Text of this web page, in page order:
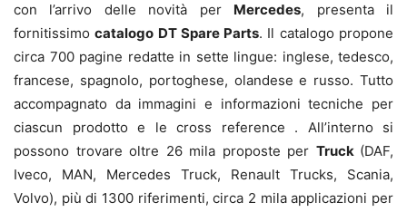
con l’arrivo delle novità per Mercedes, presenta il
fornitissimocatalogo DT Spare Parts. Il catalogo propone
circa 700 pagine redatte in sette lingue: inglese, tedesco,
francese, spagnolo, portoghese, olandese e russo. Tutto
accompagnato da immagini e informazioni tecniche per
ciascun prodotto e le cross reference . All’interno si
possono trovare oltre 26 mila proposte per Truck (DAF,
Iveco, MAN, Mercedes Truck, Renault Trucks, Scania,
Volvo), più di 1300 riferimenti, circa 2 mila applicazioni per